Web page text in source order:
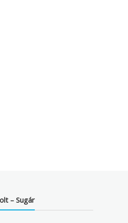
– Sugár